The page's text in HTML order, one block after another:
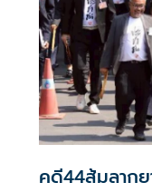
คดี44ส้มลาก